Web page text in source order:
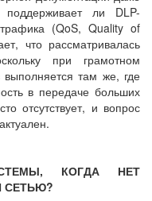
поддерживает ли DLP-
(QoS, Quality of
что рассматривалась
при грамотном
выполняется там же, где
в передаче больших
отсутствует, и вопрос
КОГДА НЕТ
СЕТЬЮ?